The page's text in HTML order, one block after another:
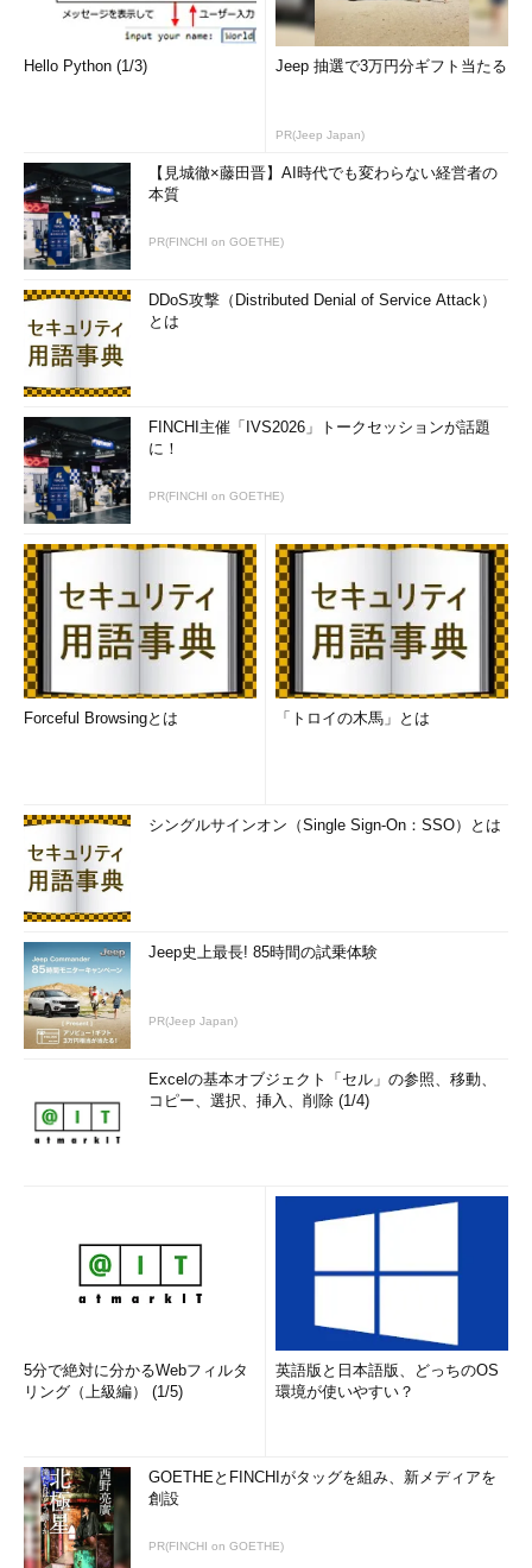
Hello Python (1/3) Jeep 抽選で3万円分ギフト当たる
PR(Jeep Japan)
【見城徹×藤田晋】AI時代でも変わらない経営者の
本質
PR(FINCHI on GOETHE)
DDoS攻撃（Distributed Denial of Service Attack）
とは
FINCHI主催「IVS2026」トークセッションが話題
に！
PR(FINCHI on GOETHE)
Forceful Browsingとは 「トロイの木馬」とは
シングルサインオン（Single Sign-On：SSO）とは
Jeep史上最長! 85時間の試乗体験
PR(Jeep Japan)
Excelの基本オブジェクト「セル」の参照、移動、
コピー、選択、挿入、削除 (1/4)
5分で絶対に分かるWebフィルタ
リング（上級編） (1/5)
英語版と日本語版、どっちのOS
環境が使いやすい？
GOETHEとFINCHIがタッグを組み、新メディアを
創設
PR(FINCHI on GOETHE)